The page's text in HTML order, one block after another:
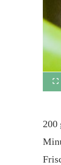
200